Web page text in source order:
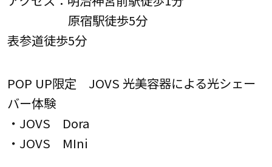
原宿駅徒歩5分
表参道徒歩5分
POP UP限定 JOVS 光美容器による光シェー
バー体験
・JOVS Dora
・JOVS MIni